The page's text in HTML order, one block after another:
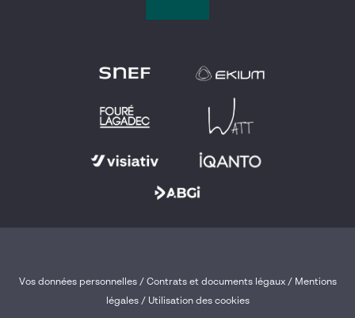
Vos données personnelles/ Contrats et documents légaux/ Mentions
légales / Utilisation des cookies